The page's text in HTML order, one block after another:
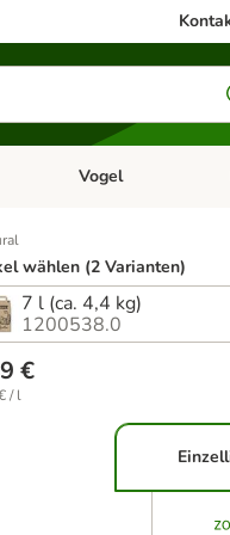
& Zubehör
öffnen: Kleintier
Kategorie-Menü
Vogel
wählen (2 Varianten)
7 l (ca. 4,4 kg)
1200538.0
€
/ l